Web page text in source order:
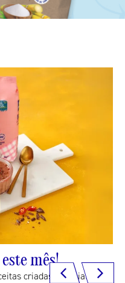
mês!
criadas especialmente